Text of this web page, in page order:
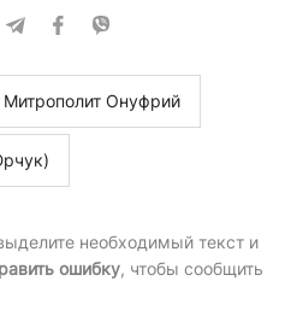
Онуфрий
необходимый текст и
ошибку, чтобы сообщить